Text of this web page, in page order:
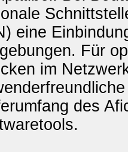
eine
Für
im
des